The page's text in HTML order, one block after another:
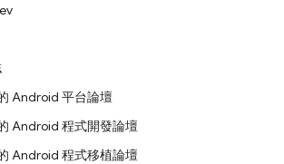
Android 平台論壇
Android 程式開發論壇
Android 程式移植論壇